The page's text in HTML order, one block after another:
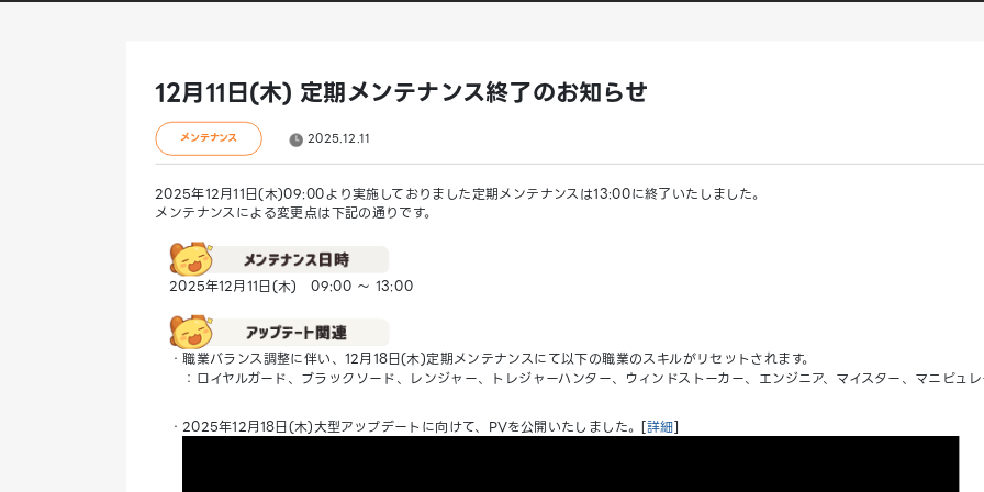
12月11日(木) 定期メンテナンス終了のお知らせ
メンテナンス 2025.12.11
2025年12月11日(木)09:00より実施しておりました定期メンテナンスは13:00に終了いたしました。
メンテナンスによる変更点は下記の通りです。
2025年12月11日(木) 09:00 ～ 13:00
・職業バランス調整に伴い、12月18日(木)定期メンテナンスにて以下の職業のスキルがリセットされます。
：ロイヤルガード、ブラックソード、レンジャー、トレジャーハンター、ウィンドストーカー、エンジニア、マイスター、マニピュ
・2025年12月18日(木)大型アップデートに向けて、PVを公開いたしました。[詳細]